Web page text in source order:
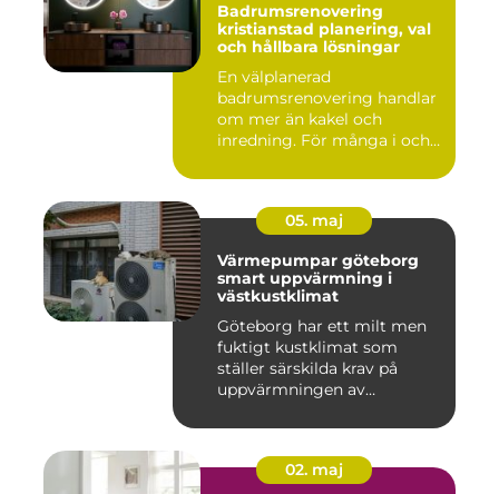
Badrumsrenovering
kristianstad planering, val
och hållbara lösningar
En välplanerad
badrumsrenovering handlar
om mer än kakel och
inredning. För många i och
05. maj
Värmepumpar göteborg
smart uppvärmning i
västkustklimat
Göteborg har ett milt men
fuktigt kustklimat som
ställer särskilda krav på
uppvärmningen av
02. maj